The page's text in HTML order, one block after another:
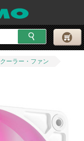
クーラー・ファン